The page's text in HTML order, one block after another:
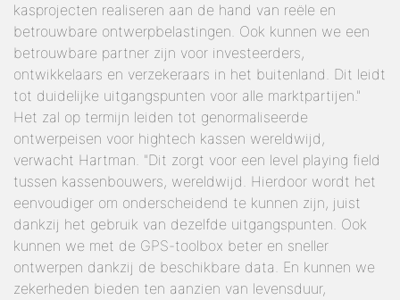
kasprojecten realiseren aan de hand van reële en
betrouwbare ontwerpbelastingen. Ook kunnen we een
betrouwbare partner zijn voor investeerders,
ontwikkelaars en verzekeraars in het buitenland. Dit leidt
tot duidelijke uitgangspunten voor alle marktpartijen."
Het zal op termijn leiden tot genormaliseerde
ontwerpeisen voor hightech kassen wereldwijd,
verwacht Hartman. "Dit zorgt voor een level playing field
tussen kassenbouwers, wereldwijd. Hierdoor wordt het
eenvoudiger om onderscheidend te kunnen zijn, juist
dankzij het gebruik van dezelfde uitgangspunten. Ook
kunnen we met de GPS-toolbox beter en sneller
ontwerpen dankzij de beschikbare data. En kunnen we
zekerheden bieden ten aanzien van levensduur,